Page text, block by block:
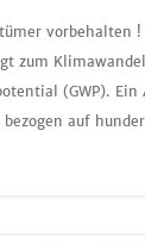
vorbehalten
zum
(GWP).
bezogen auf